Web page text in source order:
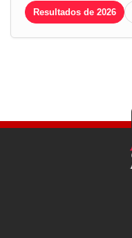
Resultados de 2026